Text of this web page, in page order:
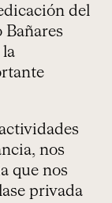
del
la
nos
que nos
privada